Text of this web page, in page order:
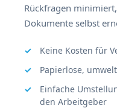
Rückfragen
Dokumente selbst
Keine Kosten für
Papierlose,
Einfache
den Arbeitgeber